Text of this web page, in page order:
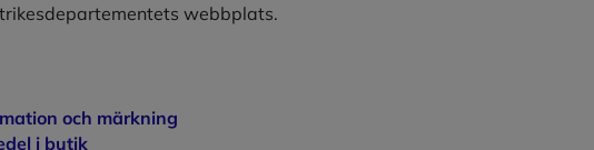
webbplats.
och märkning
i butik